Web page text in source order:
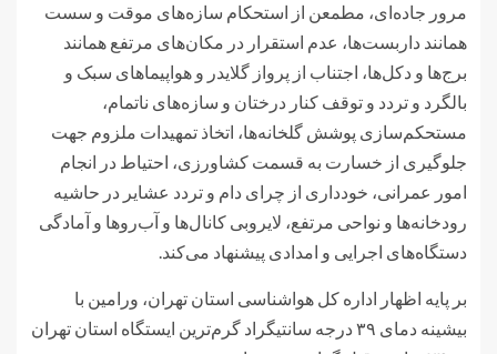
مرور جاده‌ای، مطمعن از استحکام سازه‌های موقت و سست
همانند داربست‌ها، عدم استقرار در مکان‌های مرتفع همانند
برج‌ها و دکل‌ها، اجتناب از پرواز گلایدر و هواپیماهای سبک و
بالگرد و تردد و توقف کنار درختان و سازه‌های ناتمام،
مستحکم‌سازی پوشش گلخانه‌ها، اتخاذ تمهیدات ملزوم جهت
جلوگیری از خسارت به قسمت کشاورزی، احتیاط در انجام
امور عمرانی، خودداری از چرای دام و تردد عشایر در حاشیه
رودخانه‌ها و نواحی مرتفع، لایروبی کانال‌ها و آب‌روها و آمادگی
دستگاه‌های اجرایی و امدادی پیشنهاد می‌کند.
بر پایه اظهار اداره کل هواشناسی استان تهران، ورامین با
بیشینه دمای ۳۹ درجه سانتیگراد گرم‌ترین ایستگاه استان تهران